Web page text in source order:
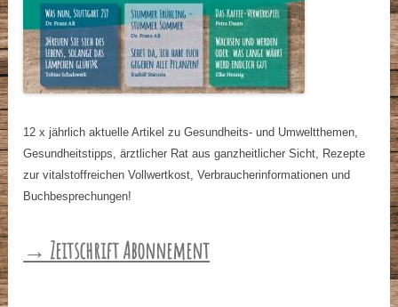
12 x jährlich aktuelle Artikel zu Gesundheits- und Umweltthemen,
Gesundheitstipps, ärztlicher Rat aus ganzheitlicher Sicht, Rezepte
zur vitalstoffreichen Vollwertkost, Verbraucherinformationen und
Buchbesprechungen!
→ Zeitschrift Abonnement